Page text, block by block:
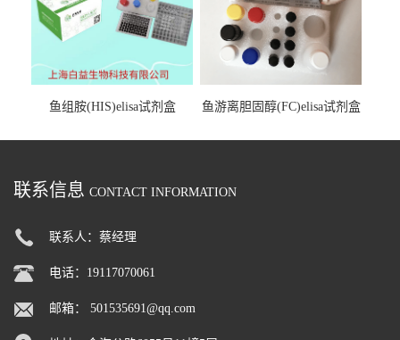
鱼组胺(HIS)elisa试剂盒 鱼游离胆固醇(FC)elisa试剂盒
联系信息 CONTACT INFORMATION
联系人：蔡经理
电话：19117070061
邮箱： 501535691@qq.com